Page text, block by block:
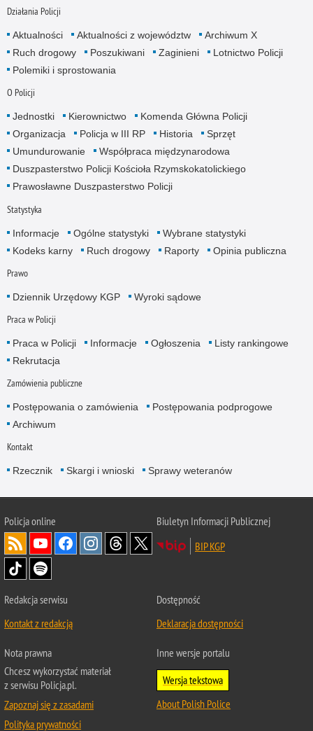
Działania Policji
Aktualności Aktualności z województw
Archiwum X
Ruch drogowy
Poszukiwani Zaginieni
Lotnictwo Policji
Polemiki i sprostowania
O Policji
Jednostki Kierownictwo
Komenda Główna Policji
Organizacja
Policja w III RP Historia
Sprzęt
Umundurowanie
Współpraca międzynarodowa
Duszpasterstwo Policji Kościoła Rzymskokatolickiego
Prawosławne Duszpasterstwo Policji
Statystyka
Informacje Ogólne statystyki
Wybrane statystyki
Kodeks karny
Ruch drogowy Raporty Opinia publiczna
Prawo
Dziennik Urzędowy KGP Wyroki sądowe
Praca w Policji
Praca w Policji Informacje Ogłoszenia
Listy rankingowe
Rekrutacja
Zamówienia publiczne
Postępowania o zamówienia
Postępowania podprogowe
Archiwum
Kontakt
Rzecznik Skargi i wnioski Sprawy weteranów
Policjaonline
Biuletyn Informacji Publicznej
BIP KGP
Redakcja serwisu
Kontakt z redakcją
Dostępność
Deklaracja dostępności
Nota prawna
Chcesz wykorzystać materiał
z serwisu Policja.pl.
Zapoznaj się z zasadami
Polityka prywatności
Inne wersje portalu
Wersja tekstowa
About Polish Police